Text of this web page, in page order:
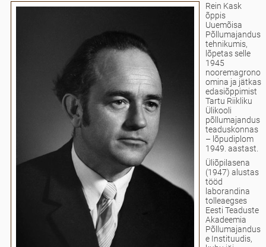
Rein Kask
õppis
Uuemõisa
Põllumajandus
tehnikumis,
lõpetas selle
1945
nooremagrono
omina ja jätkas
edasiõppimist
Tartu Riikliku
Ülikooli
põllumajandus
teaduskonnas
– lõpudiplom
1949. aastast.
Üliõpilasena
(1947) alustas
tööd
laborandina
tolleaegses
Eesti Teaduste
Akadeemia
Põllumajandus
e Instituudis,